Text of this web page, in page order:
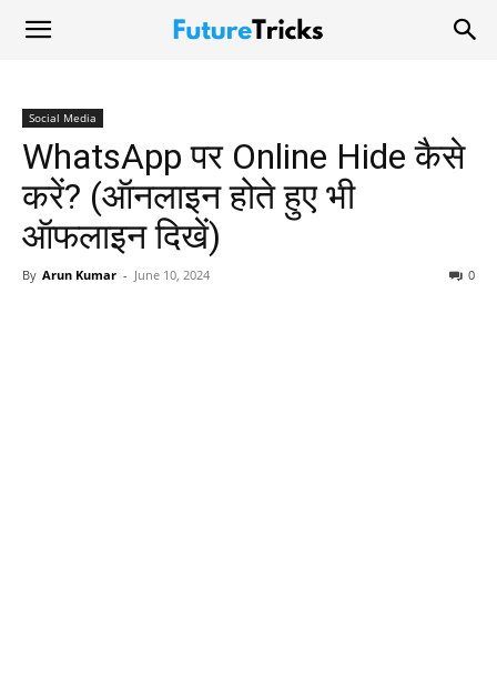
Social Media
WhatsApp पर Online Hide कैसे
करें? (ऑनलाइन होते हुए भी
ऑफलाइन दिखें)
By Arun Kumar - June 10, 2024 0